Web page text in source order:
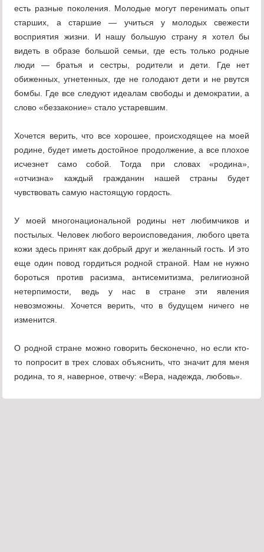
есть разные поколения. Молодые могут перенимать опыт
старших, а старшие — учиться у молодых свежести
восприятия жизни. И нашу большую страну я хотел бы
видеть в образе большой семьи, где есть только родные
люди — братья и сестры, родители и дети. Где нет
обиженных, угнетенных, где не голодают дети и не рвутся
бомбы. Где все следуют идеалам свободы и демократии, а
слово «беззаконие» стало устаревшим.
Хочется верить, что все хорошее, происходящее на моей
родине, будет иметь достойное продолжение, а все плохое
исчезнет само собой. Тогда при словах «родина»,
«отчизна» каждый гражданин нашей страны будет
чувствовать самую настоящую гордость.
У моей многонациональной родины нет любимчиков и
постылых. Человек любого вероисповедания, любого цвета
кожи здесь принят как добрый друг и желанный гость. И это
еще один повод гордиться родной страной. Нам не нужно
бороться против расизма, антисемитизма, религиозной
нетерпимости, ведь у нас в стране эти явления
невозможны. Хочется верить, что в будущем ничего не
изменится.
О родной стране можно говорить бесконечно, но если кто-
то попросит в трех словах объяснить, что значит для меня
родина, то я, наверное, отвечу: «Вера, надежда, любовь».